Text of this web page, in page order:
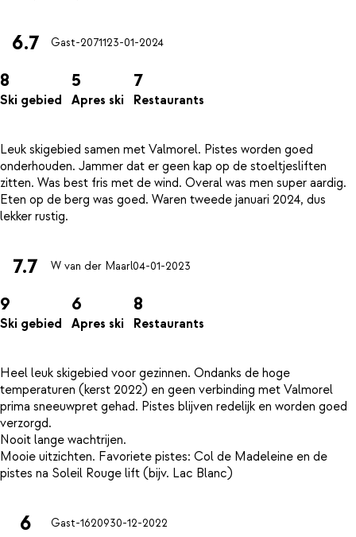
6.7 Gast-2071123-01-2024
8
Ski gebied
5
Apres ski
7
Restaurants
Leuk skigebied samen met Valmorel. Pistes worden goed
onderhouden. Jammer dat er geen kap op de stoeltjesliften
zitten. Was best fris met de wind. Overal was men super aardig.
Eten op de berg was goed. Waren tweede januari 2024, dus
7.7 W van der Maarl04-01-2023
9
Ski gebied
6
Apres ski
8
Restaurants
Heel leuk skigebied voor gezinnen. Ondanks de hoge
temperaturen (kerst 2022) en geen verbinding met Valmorel
prima sneeuwpret gehad. Pistes blijven redelijk en worden goed
verzorgd.
Nooit lange wachtrijen.
Mooie uitzichten. Favoriete pistes: Col de Madeleine en de
6 Gast-1620930-12-2022